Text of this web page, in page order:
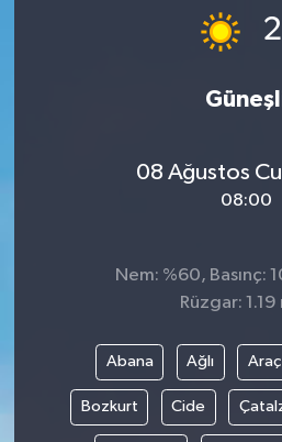
08 Ağustos
08:00
Nem: %60, Basınç:
Rüzgar:
Abana Ağlı Araç
Bozkurt Cide